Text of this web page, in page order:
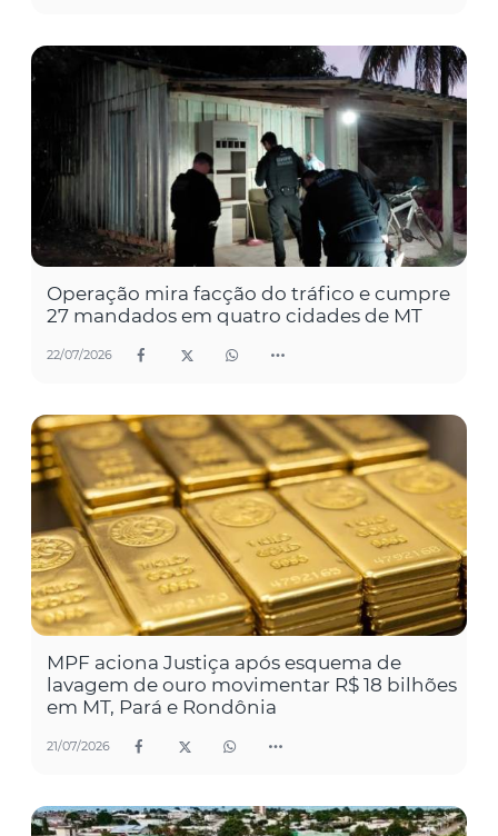
Operação mira facção do tráfico e cumpre
27 mandados em quatro cidades de MT
22/07/2026
MPF aciona Justiça após esquema de
lavagem de ouro movimentar R$ 18 bilhões
em MT, Pará e Rondônia
21/07/2026